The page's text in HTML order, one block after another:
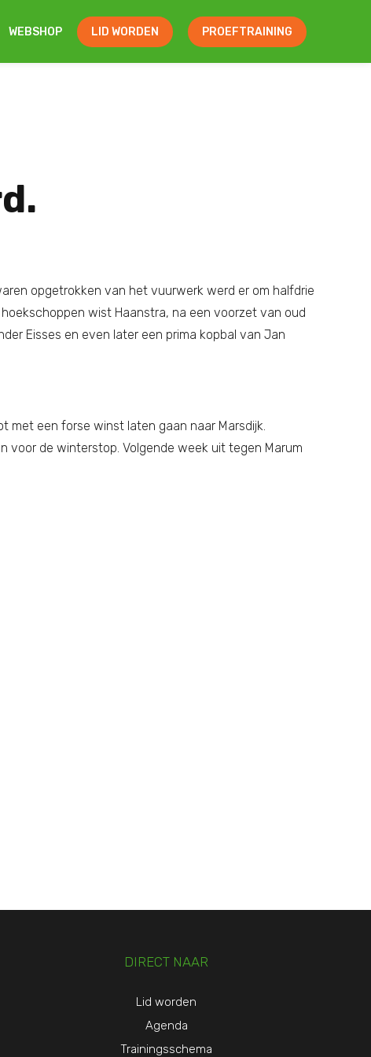
WEBSHOP LID WORDEN PROEFTRAINING
opgetrokken van het vuurwerk werd er om halfdrie
wist Haanstra, na een voorzet van oud
Eisses en even later een prima kopbal van Jan
met een forse winst laten gaan naar Marsdijk.
voor de winterstop. Volgende week uit tegen Marum
DIRECT NAAR
Lid worden
Agenda
Trainingsschema